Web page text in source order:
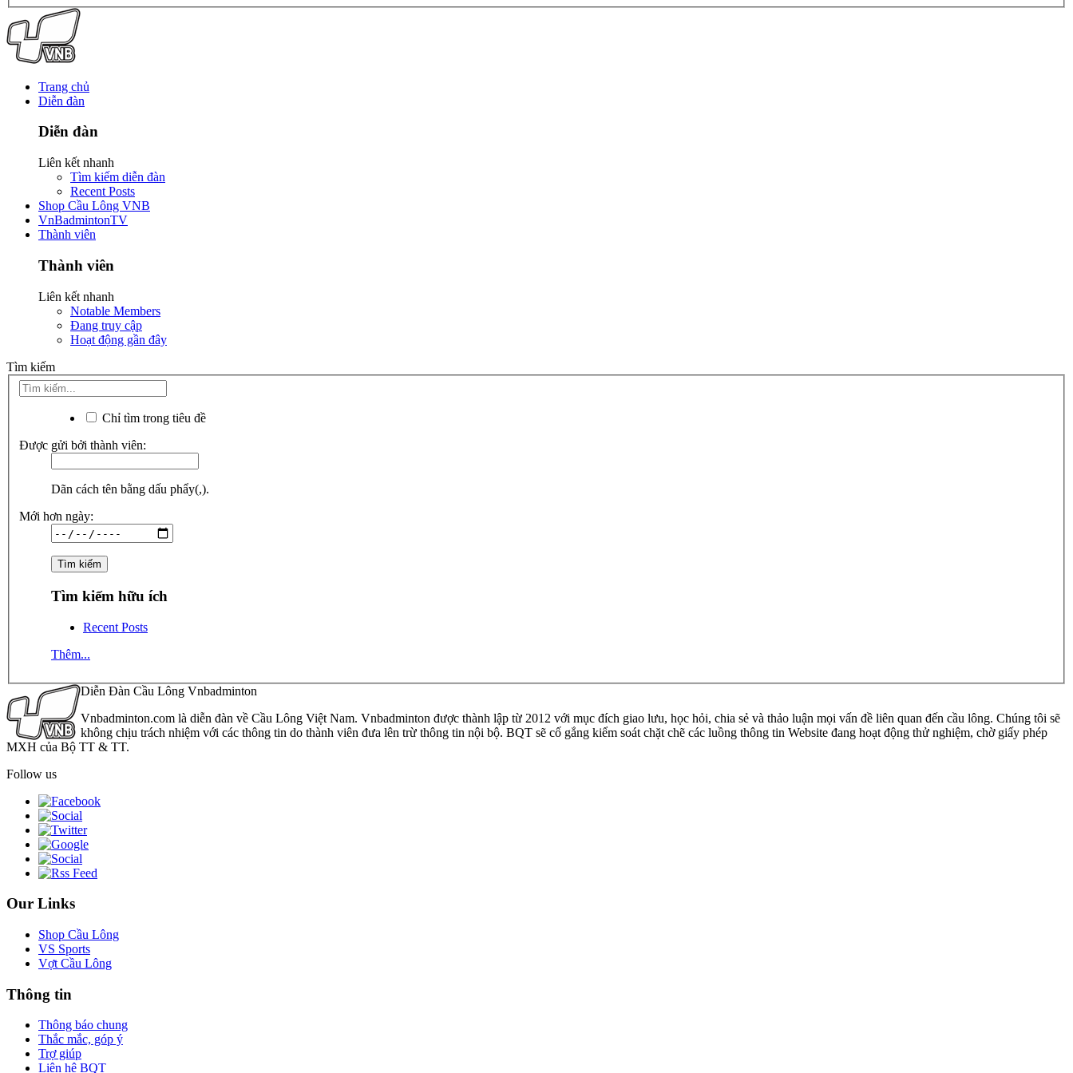
Trang chủ
Diễn đàn
Diễn đàn
Liên kết nhanh
Tìm kiếm diễn đàn
Recent Posts
Shop Cầu Lông VNB
VnBadmintonTV
Thành viên
Thành viên
Liên kết nhanh
Notable Members
Đang truy cập
Hoạt động gần đây
Tìm kiếm
Chỉ tìm trong tiêu đề
Được gửi bởi thành viên:
Dãn cách tên bằng dấu phẩy(,).
Mới hơn ngày:
Tìm kiếm hữu ích
Recent Posts
Thêm...
Diễn Đàn Cầu Lông Vnbadminton
Vnbadminton.com là diễn đàn về Cầu Lông Việt Nam. Vnbadminton được thành lập từ 2012 với mục đích giao lưu, học hỏi, chia sẻ và thảo luận mọi vấn đề liên quan đến cầu lông. Chúng tôi sẽ
không chịu trách nhiệm với các thông tin do thành viên đưa lên trừ thông tin nội bộ. BQT sẽ cố gắng kiểm soát chặt chẽ các luồng thông tin Website đang hoạt động thử nghiệm, chờ giấy phép
MXH của Bộ TT & TT.
Follow us
Our Links
Shop Cầu Lông
VS Sports
Vợt Cầu Lông
Thông tin
Thông báo chung
Thắc mắc, góp ý
Trợ giúp
Liên hệ BQT